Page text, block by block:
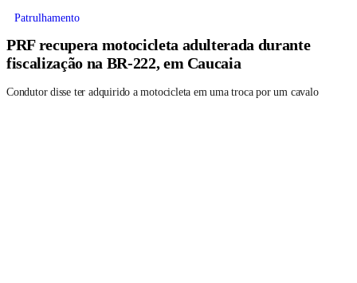
Patrulhamento
PRF recupera motocicleta adulterada durante
fiscalização na BR-222, em Caucaia
Condutor disse ter adquirido a motocicleta em uma troca por um cavalo